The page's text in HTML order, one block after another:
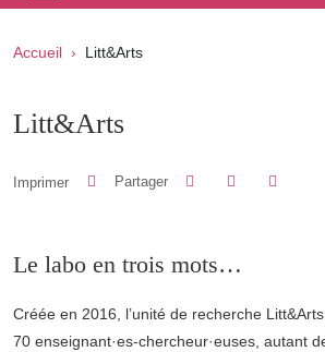
Fil d'Ariane
Accueil Litt&Arts
Litt&Arts
Imprimer Partager Partager surPartager sur
Le labo en trois mots…
Créée en 2016, l’unité de recherche
70 enseignant·es-chercheur·euses, autant